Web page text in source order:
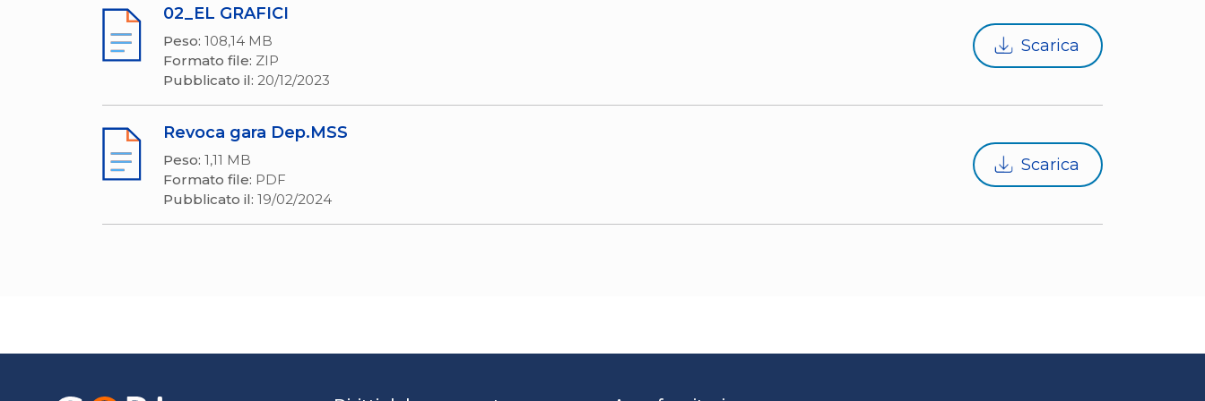
02_EL GRAFICI
Peso: 108,14 MB
Formato file: ZIP
Pubblicato il: 20/12/2023
Scarica
Revoca gara Dep.MSS
Peso: 1,11 MB
Formato file: PDF
Pubblicato il: 19/02/2024
Scarica